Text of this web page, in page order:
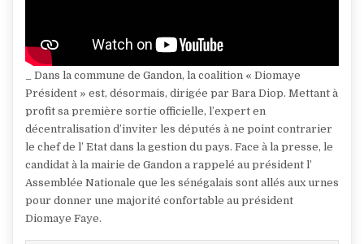
_ Dans la commune de Gandon, la coalition « Diomaye
Président » est, désormais, dirigée par Bara Diop. Mettant à
profit sa première sortie officielle, l’expert en
décentralisation d’inviter les députés à ne point contrarier
le chef de l’ Etat dans la gestion du pays. Face à la presse, le
candidat à la mairie de Gandon a rappelé au président l’
Assemblée Nationale que les sénégalais sont allés aux urnes
pour donner une majorité confortable au président
Diomaye Faye.